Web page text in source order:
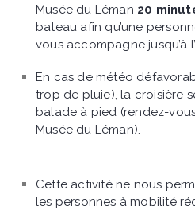
Musée du Léman 20
bateau afin qu’une
vous accompagne jusqu’à
En cas de météo
trop de pluie), la croisière
balade à pied (rendez-
Musée du Léman).
Cette activité ne nous
les personnes à mobilité